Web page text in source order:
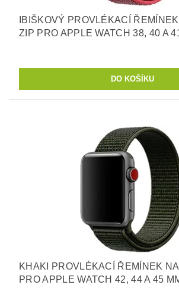
IBIŠKOVÝ PROVLÉKACÍ
ZIP PRO APPLE WATCH 38, 40 A
KHAKI PROVLÉKACÍ ŘEMÍNEK
PRO APPLE WATCH 42, 44 A 45